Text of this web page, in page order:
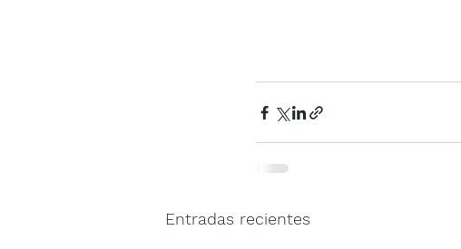
Entradas recientes